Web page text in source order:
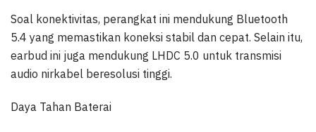
Soal konektivitas, perangkat ini mendukung Bluetooth
5.4 yang memastikan koneksi stabil dan cepat. Selain itu,
earbud ini juga mendukung LHDC 5.0 untuk transmisi
audio nirkabel beresolusi tinggi.
Daya Tahan Baterai